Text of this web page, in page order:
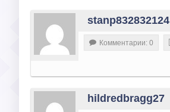
stanp832832124
Комментарии: 0
hildredbragg27